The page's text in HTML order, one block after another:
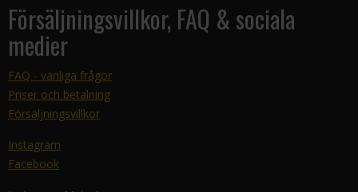
Försäljningsvillkor, FAQ & sociala
medier
FAQ - vanliga frågor
Priser och betalning
Försäljningsvillkor
Instagram
Facebook